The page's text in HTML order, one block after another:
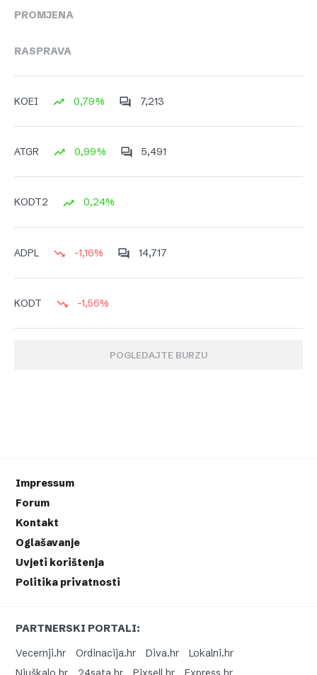
PROMJENA
RASPRAVA
KOEI 0,79% 7,213
ATGR 0,99% 5,491
KODT2 0,24%
ADPL -1,16% 14,717
KODT -1,56%
POGLEDAJTE BURZU
Impressum
Forum
Kontakt
Oglašavanje
Uvjeti korištenja
Politika privatnosti
PARTNERSKI PORTALI:
Vecernji.hr
Ordinacija.hr Diva.hr
Lokalni.hr